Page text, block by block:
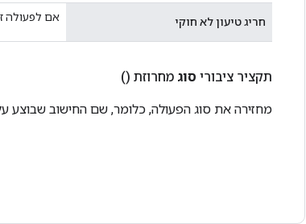
חריג טיעון לא חוקי אם לפעולה
תקציר ציבורי סוג מחרוזת ()
מחזירה את סוג הפעולה, כלומר, שם החישוב שבוצע